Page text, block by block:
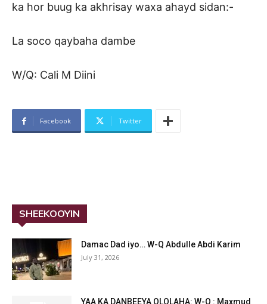
ka hor buug ka akhrisay waxa ahayd sidan:-
La soco qaybaha dambe
W/Q: Cali M Diini
Facebook Twitter
SHEEKOOYIN
Damac Dad iyo… W-Q Abdulle Abdi Karim
July 31, 2026
YAA KA DANBEEYA OLOLAHA: W-Q : Maxmud